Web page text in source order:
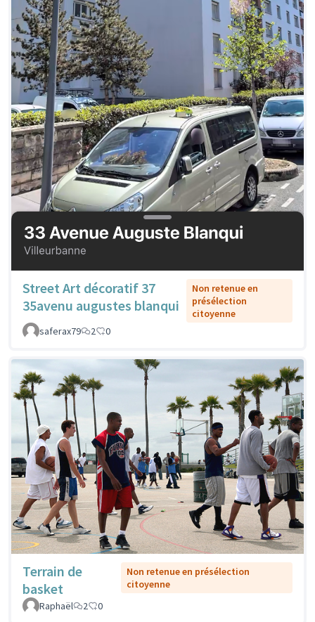
Street Art décoratif 37
35avenu augustes blanqui
Non retenue en
présélection
citoyenne
saferax79
2 0
Terrain de
basket
Non retenue en présélection
citoyenne
Raphaël
2 0